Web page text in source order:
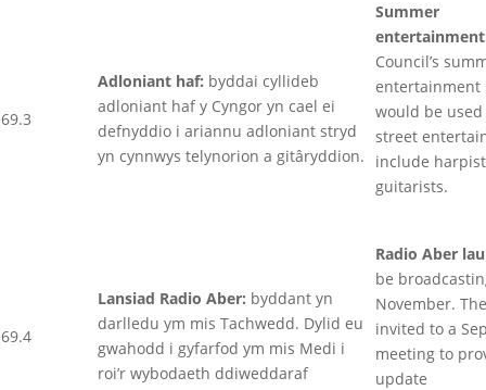
69.3
Adloniant haf: byddai cyllideb
adloniant haf y Cyngor yn cael ei
defnyddio i ariannu adloniant stryd
yn cynnwys telynorion a gitâryddion.
Summer
Council’s
entertainment
would be
street
include
guitarists.
69.4
Lansiad Radio Aber: byddant yn
darlledu ym mis Tachwedd. Dylid eu
gwahodd i gyfarfod ym mis Medi i
roi’r wybodaeth ddiweddaraf
Radio Aber
be
November.
invited to a
meeting to
update